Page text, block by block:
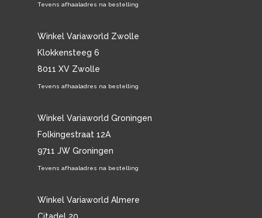
Tevens afhaaladres na bestelling
Winkel Variaworld Zwolle
Klokkensteeg 6
8011 XV Zwolle
Tevens afhaaladres na bestelling
Winkel Variaworld Groningen
Folkingestraat 12A
9711 JW Groningen
Tevens afhaaladres na bestelling
Winkel Variaworld Almere